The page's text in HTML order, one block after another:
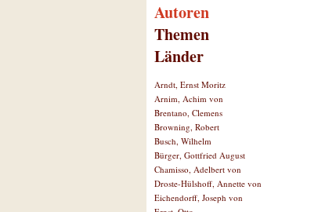
Autoren
Themen
Länder
Arndt, Ernst Moritz
Arnim, Achim von
Brentano, Clemens
Browning, Robert
Busch, Wilhelm
Bürger, Gottfried August
Chamisso, Adelbert von
Droste-Hülshoff, Annette von
Eichendorff, Joseph von